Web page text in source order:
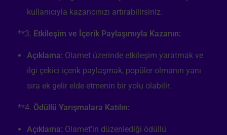
kullanıcıyla kazancınızı artırabilirsiniz.
**3. Etkileşim ve İçerik Paylaşımıyla Kazanın:
Açıklama: Olamet üzerinde etkileşim yaratmak ve
ilgi çekici içerik paylaşmak, popüler olmanın yanı
sıra ek gelir elde etmenin bir yolu olabilir.
**4. Ödüllü Yarışmalara Katılın:
Açıklama: Olamet’in düzenlediği ödüllü